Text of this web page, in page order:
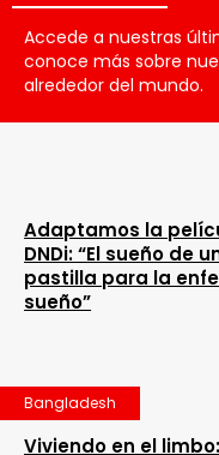
Accede a nuestras
conoce más sobre
alrededor del mundo.
Adaptamos la
DNDi: “El sueño de
pastilla para la
sueño”
Bangladesh
Viviendo en el